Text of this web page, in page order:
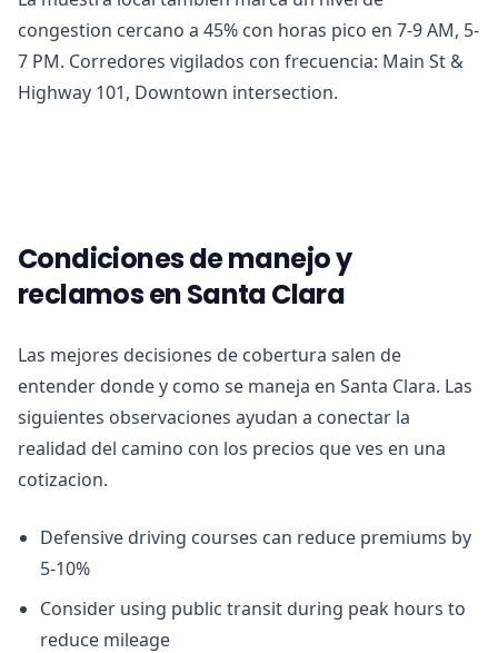
congestion cercano a 45% con horas pico en 7-9 AM, 5-
7 PM. Corredores vigilados con frecuencia: Main St &
Highway 101, Downtown intersection.
Condiciones de manejo y
reclamos en Santa Clara
Las mejores decisiones de cobertura salen de
entender donde y como se maneja en Santa Clara. Las
siguientes observaciones ayudan a conectar la
realidad del camino con los precios que ves en una
cotizacion.
Defensive driving courses can reduce premiums by
5-10%
Consider using public transit during peak hours to
reduce mileage